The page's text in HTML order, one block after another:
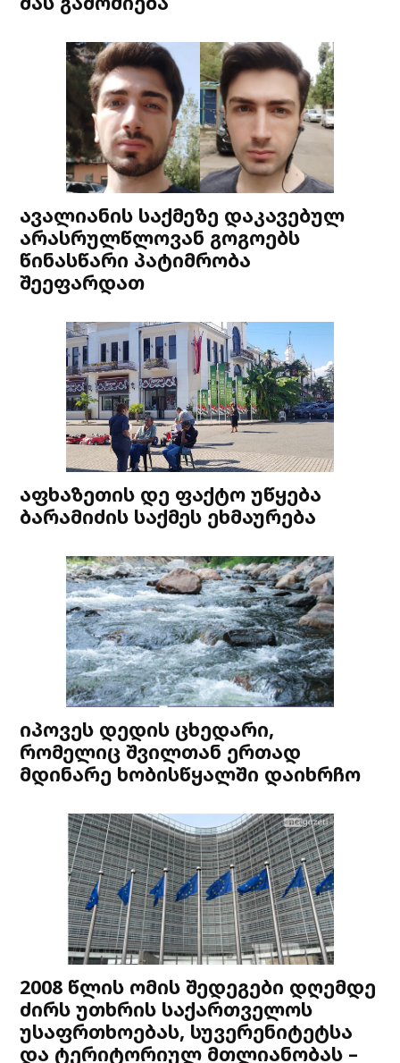
ავალიანის საქმეზე დაკავებულ
არასრულწლოვან გოგოებს
წინასწარი პატიმრობა
შეეფარდათ
აფხაზეთის დე ფაქტო უწყება
ბარამიძის საქმეს ეხმაურება
იპოვეს დედის ცხედარი,
რომელიც შვილთან ერთად
მდინარე ხობისწყალში დაიხრჩო
2008 წლის ომის შედეგები დღემდე
ძირს უთხრის საქართველოს
უსაფრთხოებას, სუვერენიტეტსა
და ტერიტორიულ მთლიანობას –